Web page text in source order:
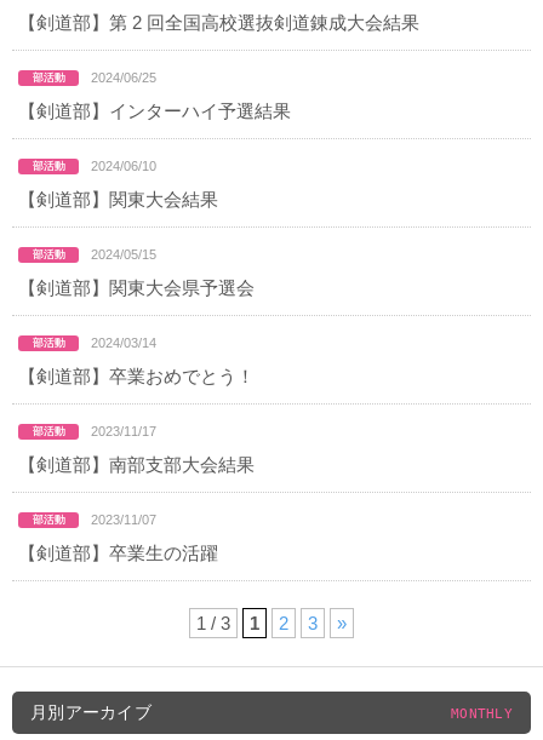
【剣道部】第 2 回全国高校選抜剣道錬成大会結果
2024/06/25
【剣道部】インターハイ予選結果
2024/06/10
【剣道部】関東大会結果
2024/05/15
【剣道部】関東大会県予選会
2024/03/14
【剣道部】卒業おめでとう！
2023/11/17
【剣道部】南部支部大会結果
2023/11/07
【剣道部】卒業生の活躍
1 / 3 1 2 3 »
月別アーカイブ MONTHLY